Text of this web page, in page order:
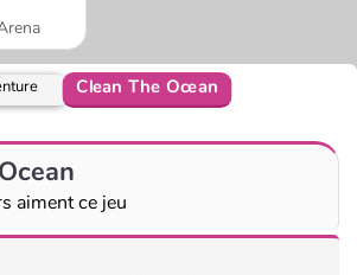
Clean The Ocean
aiment ce jeu